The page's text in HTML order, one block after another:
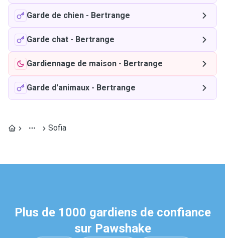
Garde de chien - Bertrange
Garde chat - Bertrange
Gardiennage de maison - Bertrange
Garde d'animaux - Bertrange
Sofia
Plus de 1000 gardiens de confiance
sur Pawshake